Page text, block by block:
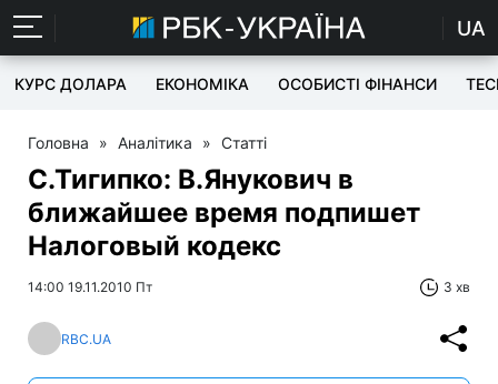
UA
КУРС ДОЛАРА ЕКОНОМІКА ОСОБИСТІ ФІНАНСИ
Головна » Аналітика » Статті
С.Тигипко: В.Янукович в
ближайшее время подпишет
Налоговый кодекс
14:00 19.11.2010 Пт 3 хв
RBC.UA